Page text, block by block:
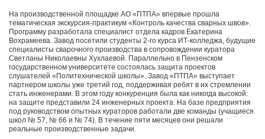
На производственной площадке АО «ПТПА» впервые прошла
тематическая экскурсия-практикум «Контроль качества сварных швов».
Программу разработала специалист отдела кадров Екатерина
Вохрамеева. Завод посетили студенты 2-го курса ИТ-колледжа, будущие
специалисты сварочного производства в сопровождении куратора
Светланы Николаевны Хухлаевой. Параллельно в Пензенском
государственном университете состоялась защита проектов
слушателей «Политехнической школы». Завод «ПТПА» выступает
партнером школы уже третий год, поддерживая ребят в их стремлении
стать инженерами. В этом году конкуренция была как никогда высокой:
на защите представили 24 инженерных проекта. На базе предприятия
под руководством опытных кураторов работали две команды (учащиеся
школ № 57, № 66 и № 74). В течение пяти месяцев они решали
реальные производственные задачи.